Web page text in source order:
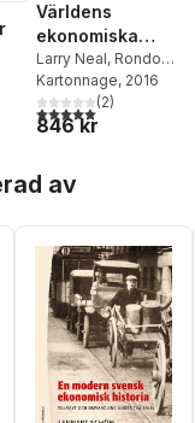
antal röster:
Världens
ekonomiska
historia - från
till nutid
Larry Neal, Rondo
Cameron,Lennart
Schön
Kartonnage, 2016
5,0utav 5 stjärnor.
(2)
846 kr
av